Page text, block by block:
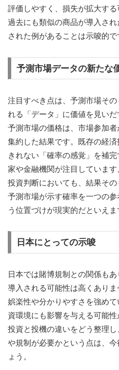
評価しやすく、損失が拡大する
過去にも類似の商品が導入さ
された例があることは示唆的で
予測市場データの新たな
注目すべき点は、予測市場そ
れる「データ」に価値を見いだ
予測市場の価格は、市場参加
集約した結果です。既存の経
きれない「確率の感覚」を補
家や金融機関が注目しています
投資判断においても、結果その
予測市場が示す確率を一つの
う位置づけが現実的だといえま
日本にとっての示唆
日本では賭博規制との関係も
導入される可能性は高くあり
娯楽性や分かりやすさを強め
資環境にも影響を与える可能性
投資と投機の違いをどう整理
や規制が必要かという点は、
ょう。